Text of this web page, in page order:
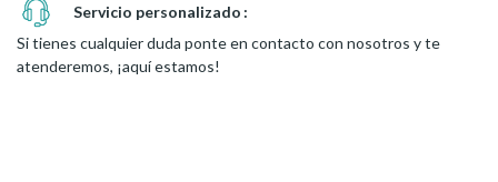
Servicio personalizado
Si tienes cualquier duda ponte en contacto con nosotros y te
atenderemos, ¡aquí estamos!